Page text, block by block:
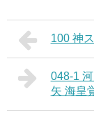
100 神
048-1
矢 海皇